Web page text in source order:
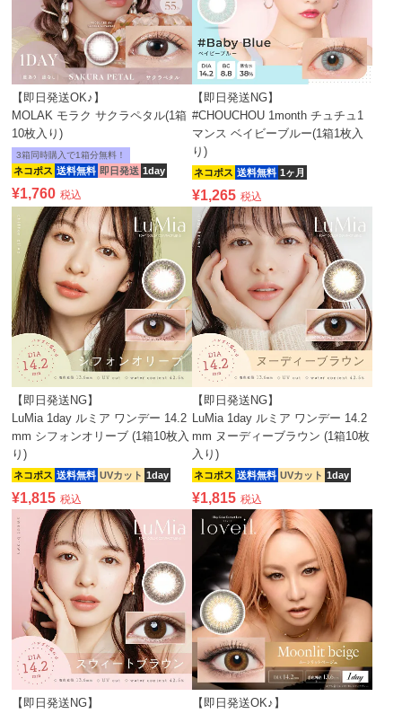
【即日発送OK♪】
MOLAK モラク サクラペタル(1箱
10枚入り)
ネコポス 送料無料 即日発送 1day
3箱同時購入で1箱分無料！
¥1,760 税込
【即日発送NG】
#CHOUCHOU 1month チュチュ1
マンス ベイビーブルー(1箱1枚入
り)
ネコポス 送料無料 1ヶ月
¥1,265 税込
【即日発送NG】
LuMia 1day ルミア ワンデー 14.2
mm シフォンオリーブ (1箱10枚入
り)
ネコポス 送料無料 UVカット 1day
¥1,815 税込
【即日発送NG】
LuMia 1day ルミア ワンデー 14.2
mm ヌーディーブラウン (1箱10枚
入り)
ネコポス 送料無料 UVカット 1day
¥1,815 税込
【即日発送NG】 【即日発送OK♪】